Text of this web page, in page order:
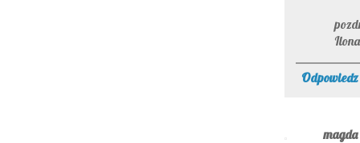
Ilona
Odpowiedz
magda